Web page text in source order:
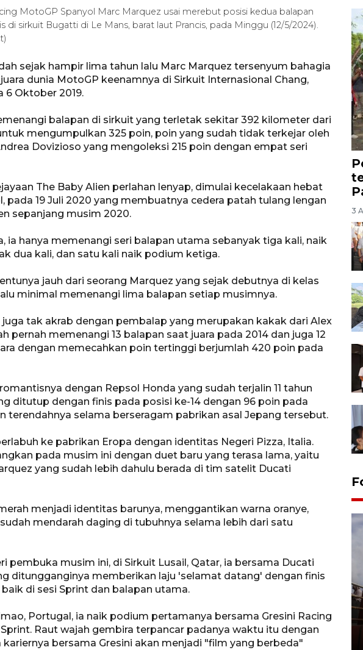
MotoGP Spanyol Marc Marquez usai merebut posisi kedua balapan
di sirkuit Bugatti di Le Mans, barat laut Prancis, pada Minggu (12/5/2024).
sejak hampir lima tahun lalu Marc Marquez tersenyum bahagia
dunia MotoGP keenamnya di Sirkuit Internasional Chang,
6 Oktober 2019.
balapan di sirkuit yang terletak sekitar 392 kilometer dari
mengumpulkan 325 poin, poin yang sudah tidak terkejar oleh
Dovizioso yang mengoleksi 215 poin dengan empat seri
The Baby Alien perlahan lenyap, dimulai kecelakaan hebat
pada 19 Juli 2020 yang membuatnya cedera patah tulang lengan
sepanjang musim 2020.
ia hanya memenangi seri balapan utama sebanyak tiga kali, naik
dua kali, dan satu kali naik podium ketiga.
jauh dari seorang Marquez yang sejak debutnya di kelas
minimal memenangi lima balapan setiap musimnya.
tak akrab dengan pembalap yang merupakan kakak dari Alex
pernah memenangi 13 balapan saat juara pada 2014 dan juga 12
dengan memecahkan poin tertinggi berjumlah 420 poin pada
dengan Repsol Honda yang sudah terjalin 11 tahun
ditutup dengan finis pada posisi ke-14 dengan 96 poin pada
terendahnya selama berseragam pabrikan asal Jepang tersebut.
ke pabrikan Eropa dengan identitas Negeri Pizza, Italia.
pada musim ini dengan duet baru yang terasa lama, yaitu
yang sudah lebih dahulu berada di tim satelit Ducati
menjadi identitas barunya, menggantikan warna oranye,
mendarah daging di tubuhnya selama lebih dari satu
pembuka musim ini, di Sirkuit Lusail, Qatar, ia bersama Ducati
ditungganginya memberikan laju 'selamat datang' dengan finis
di sesi Sprint dan balapan utama.
Portugal, ia naik podium pertamanya bersama Gresini Racing
Raut wajah gembira terpancar padanya waktu itu dengan
bersama Gresini akan menjadi "film yang berbeda"
3
Unjuk rasa protes penataan
Pasar Higienis
5 Mei 2026 05:32